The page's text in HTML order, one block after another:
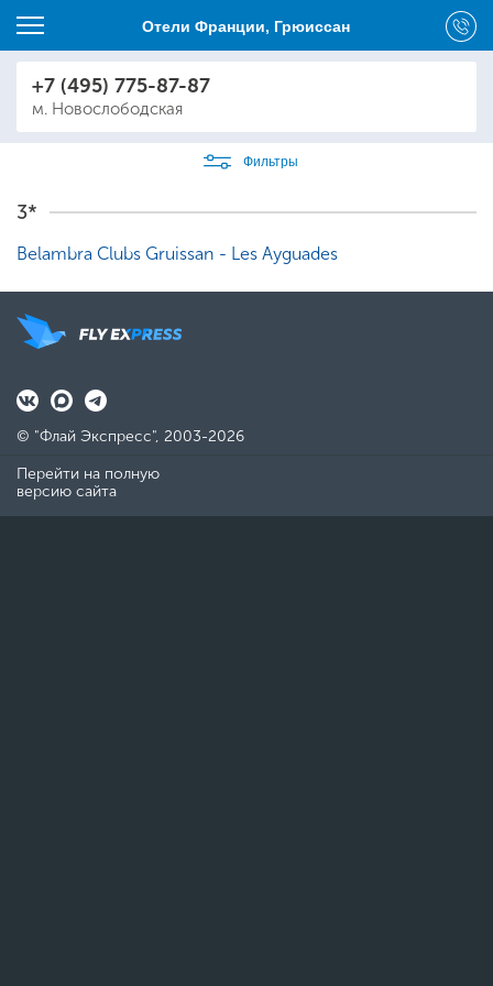
Отели Франции, Грюиссан
+7 (495) 775-87-87
м. Новослободская
Фильтры
3*
Belambra Clubs Gruissan - Les Ayguades
© "Флай Экспресс", 2003-2026
Перейти на полную
версию сайта